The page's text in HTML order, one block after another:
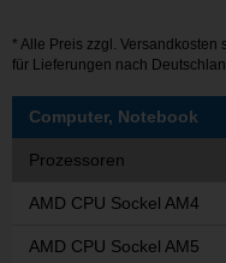
* Alle Preis zzgl. Versandkosten
für Lieferungen nach
Computer, Notebook
Prozessoren
AMD CPU Sockel AM4
AMD CPU Sockel AM5